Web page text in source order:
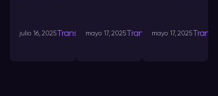
julio 16, 2025Transdating-
mayo 17, 2025Transdating-
mayo 17, 2025